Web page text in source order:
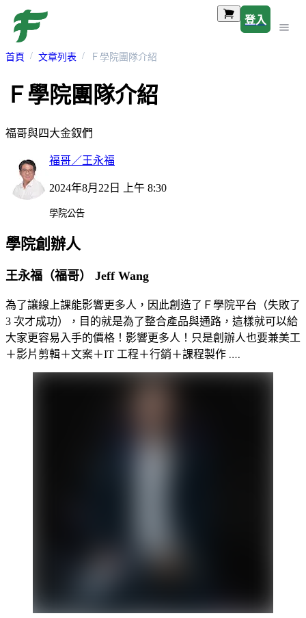
登入
首頁 文章列表 Ｆ學院團隊介紹
Ｆ學院團隊介紹
福哥與四大金釵們
福哥／王永福
2024年8月22日 上午 8:30
學院公告
學院創辦人
王永福（福哥） Jeff Wang
為了讓線上課能影響更多人，因此創造了Ｆ學院平台（失敗了
3 次才成功），目的就是為了整合產品與通路，這樣就可以給
大家更容易入手的價格！影響更多人！只是創辦人也要兼美工
＋影片剪輯＋文案＋IT 工程＋行銷＋課程製作 .…